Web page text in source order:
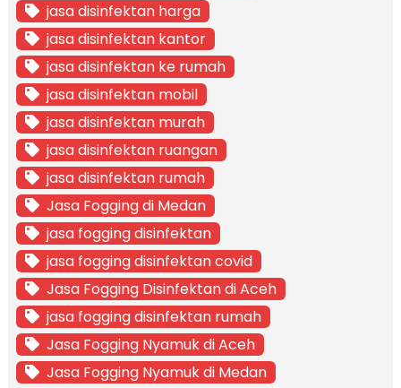
jasa disinfektan harga
jasa disinfektan kantor
jasa disinfektan ke rumah
jasa disinfektan mobil
jasa disinfektan murah
jasa disinfektan ruangan
jasa disinfektan rumah
Jasa Fogging di Medan
jasa fogging disinfektan
jasa fogging disinfektan covid
Jasa Fogging Disinfektan di Aceh
jasa fogging disinfektan rumah
Jasa Fogging Nyamuk di Aceh
Jasa Fogging Nyamuk di Medan